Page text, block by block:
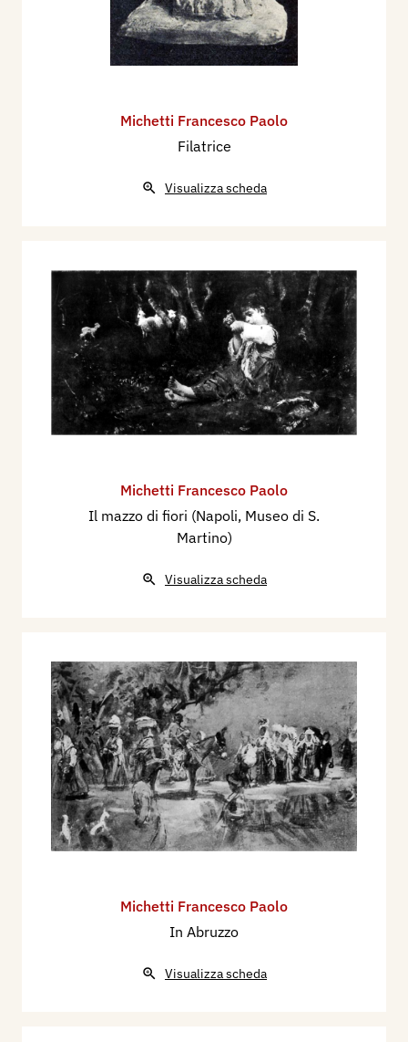
Michetti Francesco Paolo
Filatrice
Visualizza scheda
Michetti Francesco Paolo
Il mazzo di fiori (Napoli, Museo di S.
Martino)
Visualizza scheda
Michetti Francesco Paolo
In Abruzzo
Visualizza scheda